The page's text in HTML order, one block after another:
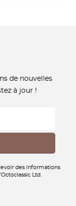
de nouvelles
à jour !
des informations
Ltd.